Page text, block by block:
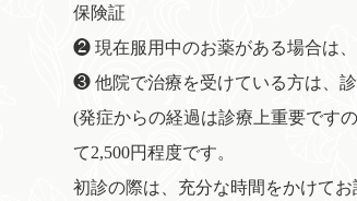
保険証
❷ 現在服用中のお薬がある場合は
❸ 他院で治療を受けている方は、
(発症からの経過は診療上重要です
て2,500円程度です。
初診の際は、充分な時間をかけて